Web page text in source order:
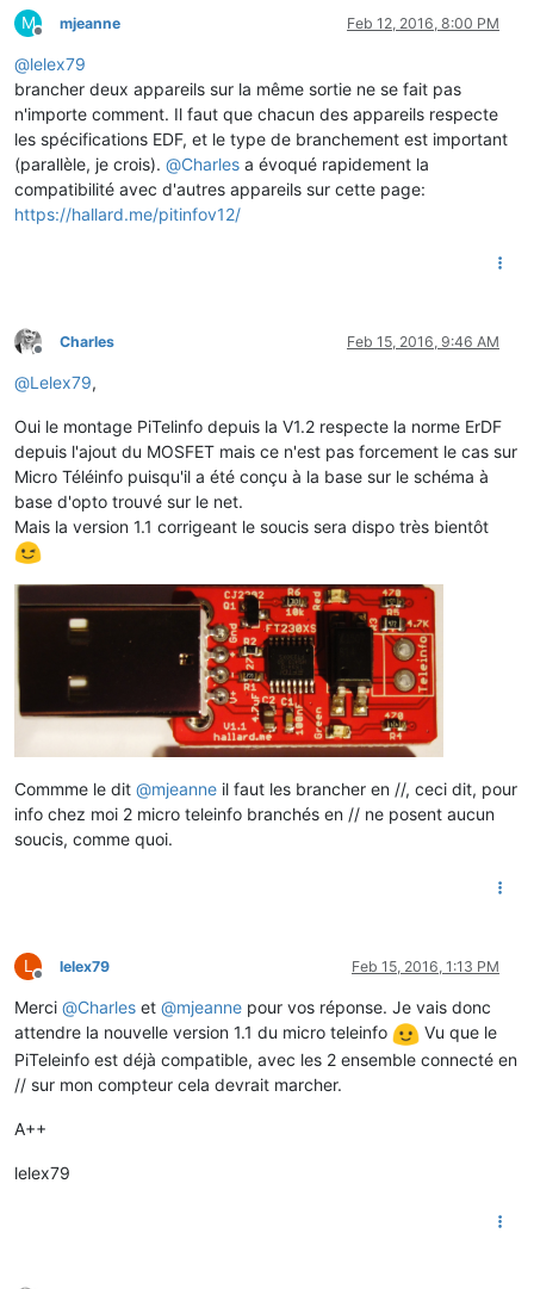
M
Offline
mjeanne Feb 12, 2016, 8:00 PM
@lelex79
brancher deux appareils sur la même sortie ne se fait pas
n'importe comment. Il faut que chacun des appareils respecte
les spécifications EDF, et le type de branchement est important
(parallèle, je crois). @Charles a évoqué rapidement la
compatibilité avec d'autres appareils sur cette page:
https://hallard.me/pitinfov12/
Offline
Charles Feb 15, 2016, 9:46 AM
@Lelex79,
Oui le montage PiTelinfo depuis la V1.2 respecte la norme ErDF
depuis l'ajout du MOSFET mais ce n'est pas forcement le cas sur
Micro Téléinfo puisqu'il a été conçu à la base sur le schéma à
base d'opto trouvé sur le net.
Mais la version 1.1 corrigeant le soucis sera dispo très bientôt
Commme le dit @mjeanne il faut les brancher en //, ceci dit, pour
info chez moi 2 micro teleinfo branchés en // ne posent aucun
soucis, comme quoi.
L
Offline
lelex79 Feb 15, 2016, 1:13 PM
Merci @Charles et @mjeanne pour vos réponse. Je vais donc
attendre la nouvelle version 1.1 du micro teleinfo
Vu que le
PiTeleinfo est déjà compatible, avec les 2 ensemble connecté en
// sur mon compteur cela devrait marcher.
A++
lelex79